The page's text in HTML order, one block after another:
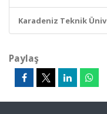
Karadeniz Teknik
Paylaş